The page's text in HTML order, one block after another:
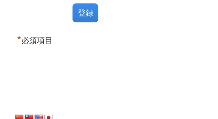
*必須項目